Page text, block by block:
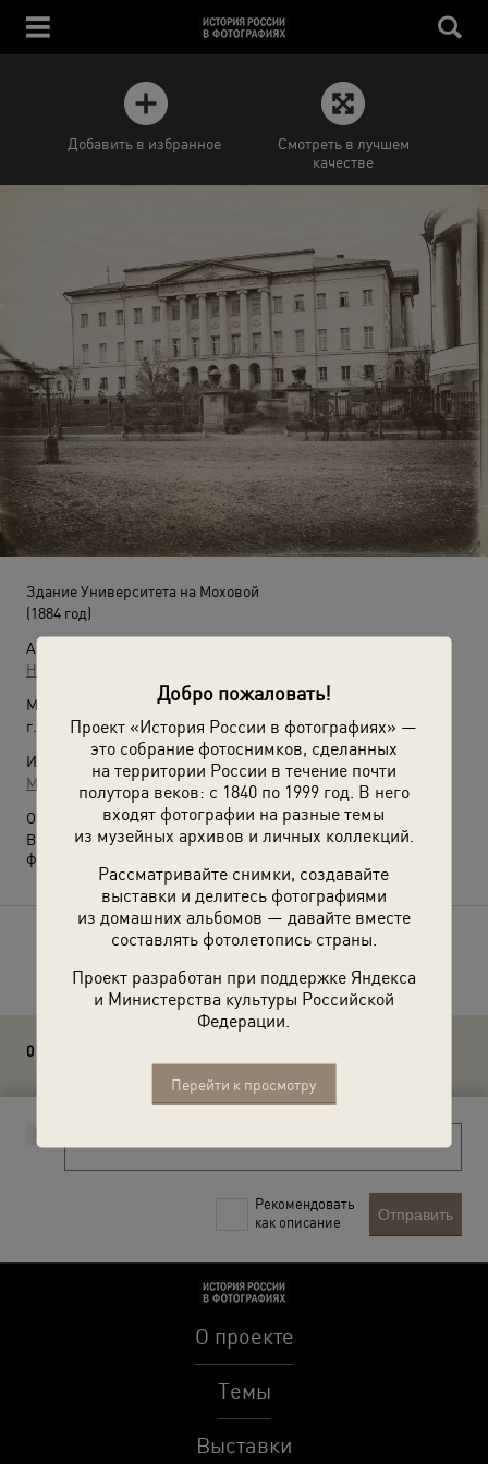
Добро пожаловать!
Проект «История России в фотографиях» —
это собрание фотоснимков, сделанных
на территории России в течение почти
полутора веков: с 1840 по 1999 год. В него
входят фотографии на разные темы
из музейных архивов и личных коллекций.
Рассматривайте снимки, создавайте
выставки и делитесь фотографиями
из домашних альбомов — давайте вместе
составлять фотолетопись страны.
Проект разработан при поддержке Яндекса
и Министерства культуры Российской
Федерации.
Перейти к просмотру
Добавить в избранное
Смотреть в лучшем
качестве
Здание Университета на Моховой
(1884 год)
Автор:
Неизвестный автор
Место съемки:
г. Москва
Источники:
МАММ / МДФ
О фотографии:
Выставка «Жизнь и смерть Александра Грибоедова»с этой
фотографией.
Расскажите друзьям об этом фото
0 комментариев
Рекомендовать
как описание
Отправить
О проекте
Темы
Выставки